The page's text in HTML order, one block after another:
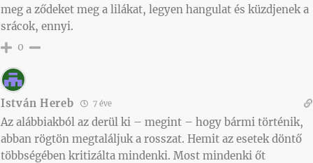
meg a ződeket meg a lilákat, legyen hangulat és küzdjenek a
srácok, ennyi.
0
István Hereb 7 éve
Az alábbiakból az derül ki – megint – hogy bármi történik,
abban rögtön megtaláljuk a rosszat. Hemit az esetek döntő
többségében kritizálta mindenki. Most mindenki őt